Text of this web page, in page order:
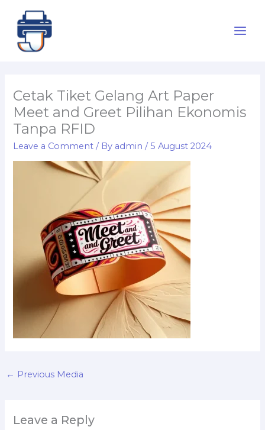
content
Cetak Tiket Gelang Art Paper
Meet and Greet Pilihan Ekonomis
Tanpa RFID
Leave a Comment / By admin/5 August 2024
← Previous Media
Leave a Reply